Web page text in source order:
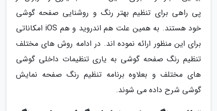
پی راهی برای تنظیم بهتر رنگ و روشنایی صفحه گوشی
خود هستند. به همین علت هم اندروید و هم iOS امکاناتی
برای این منظور ارائه نموده اند. در ادامه روش های مختلف
تنظیم رنگ صفحه گوشی به یاری تنظیمات داخلی گوشی
های مختلف و بعلاوه برنامه تنظیم رنگ صفحه نمایش
گوشی شرح داده می شوند.